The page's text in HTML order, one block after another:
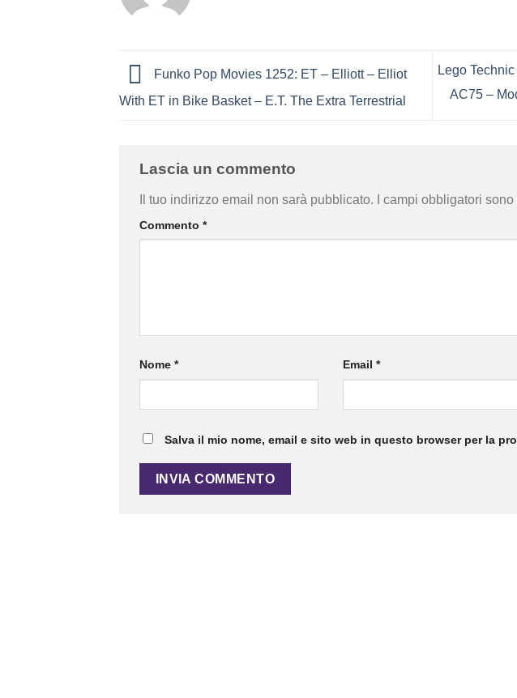
Funko Pop Movies 1252: ET – Elliott – Elliot
With ET in Bike Basket – E.T. The Extra Terrestrial
Lego
AC75 –
Lascia un commento
Il tuo indirizzo email non sarà pubblicato. I campi obbligatori
Commento *
Nome * Email *
Salva il mio nome, email e sito web in questo browser per la